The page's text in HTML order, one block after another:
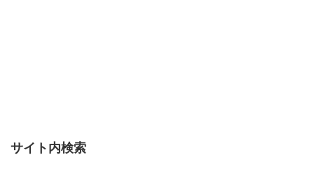
サイト内検索